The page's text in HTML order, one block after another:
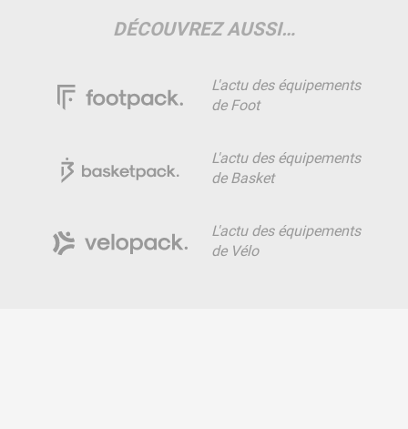
DÉCOUVREZ AUSSI…
L'actu des équipements
de Foot
L'actu des équipements
de Basket
L'actu des équipements
de Vélo